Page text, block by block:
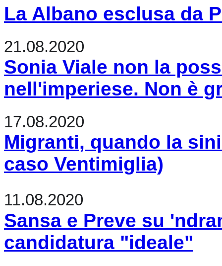
La Albano esclusa da
21.08.2020
Sonia Viale non la
nell'imperiese. Non è
17.08.2020
Migranti, quando la
caso Ventimiglia)
11.08.2020
Sansa e Preve su
candidatura "ideale"